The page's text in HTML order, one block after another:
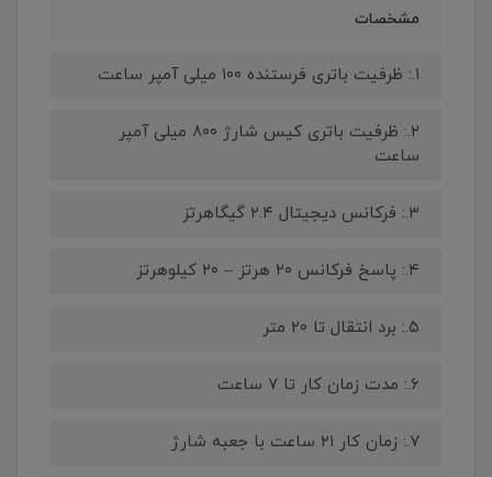
مشخصات
۱.: ظرفیت باتری فرستنده ۱۰۰ میلی آمپر ساعت
۲.: ظرفیت باتری کیس شارژ ۸۰۰ میلی آمپر
ساعت
۳.: فرکانس دیجیتال ۲.۴ گیگاهرتز
۴.: پاسخ فرکانس ۲۰ هرتز – ۲۰ کیلوهرتز
۵.: برد انتقال تا ۲۰ متر
۶.: مدت زمان کار تا ۷ ساعت
۷.: زمان کار ۲۱ ساعت با جعبه شارژ